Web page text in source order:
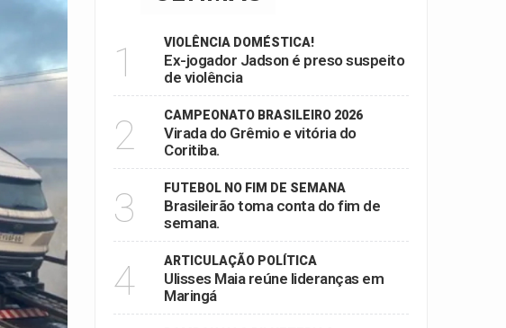
1 VIOLÊNCIA DOMÉSTICA!
Ex-jogador Jadson é preso suspeito
de violência
2 CAMPEONATO BRASILEIRO 2026
Virada do Grêmio e vitória do
Coritiba.
3 FUTEBOL NO FIM DE SEMANA
Brasileirão toma conta do fim de
semana.
4 ARTICULAÇÃO POLÍTICA
Ulisses Maia reúne lideranças em
Maringá